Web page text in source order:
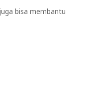
bisa membantu